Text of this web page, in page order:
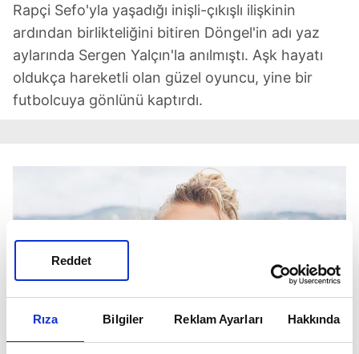
Rıza Bilgiler Reklam Ayarları Hakkında
Reddet
Rapçi Sefo'yla yaşadığı inişli-çıkışlı ilişkinin
ardından birlikteliğini bitiren Döngel'in adı yaz
aylarında Sergen Yalçın'la anılmıştı. Aşk hayatı
oldukça hareketli olan güzel oyuncu, yine bir
futbolcuya gönlünü kaptırdı.